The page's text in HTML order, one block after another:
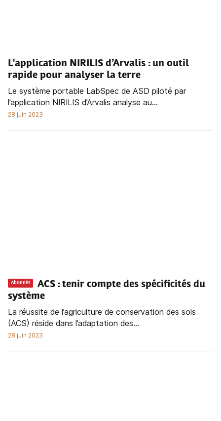
L’application NIRILIS d’Arvalis : un outil
rapide pour analyser la terre
Le système portable LabSpec de ASD piloté par
l’application NIRILIS d’Arvalis analyse au...
28 juin 2023
Abonnés
ACS : tenir compte des spécificités du
système
La réussite de l’agriculture de conservation des sols
(ACS) réside dans l’adaptation des...
28 juin 2023